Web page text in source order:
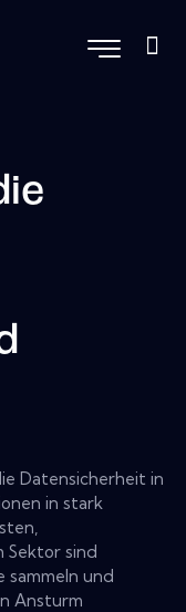
Datensicherheit in
in stark
Sektor sind
sammeln und
Ansturm